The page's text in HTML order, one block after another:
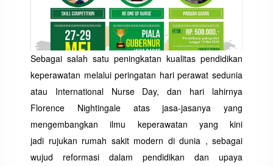
Sebagai salah satu peningkatan kualitas pendidikan
keperawatan melalui peringatan hari perawat sedunia
atau International Nurse Day, dan hari lahirnya
Florence Nightingale atas jasa-jasanya yang
mengembangkan ilmu keperawatan yang kini
jadi rujukan rumah sakit modern di dunia , sebagai
wujud reformasi dalam pendidikan dan upaya